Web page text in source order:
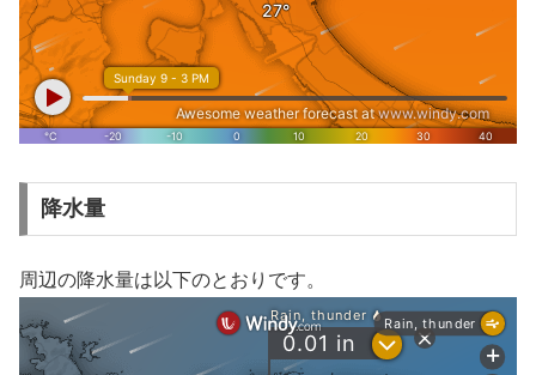
降水量
周辺の降水量は以下のとおりです。